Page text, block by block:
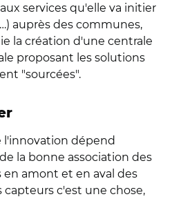
services qu'elle va initier
auprès des communes,
la création d'une centrale
proposant les solutions
"sourcées".
l'innovation dépend
la bonne association des
amont et en aval des
c'est une chose,